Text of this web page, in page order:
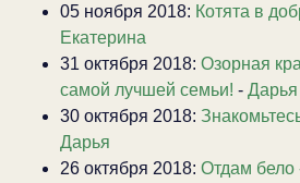
05 ноября 2018: Котята в
Екатерина
31 октября 2018: Озорная
самой лучшей семьи! - Дарья
30 октября 2018:
Дарья
26 октября 2018: Отдам бело